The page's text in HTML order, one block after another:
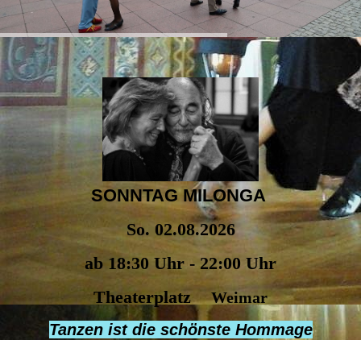
SONNTAG MILONGA
So. 02.08.2026
ab 18:30 Uhr - 22:00 Uhr
TheaterplatzWeimar
Tanzen ist die schönste Hommage